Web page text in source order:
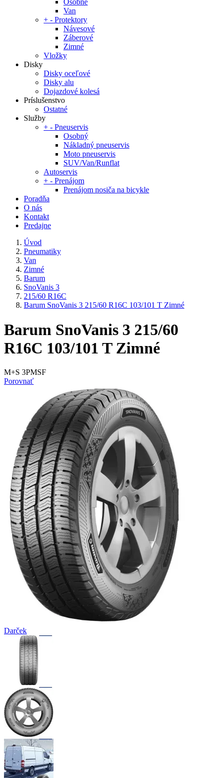
Osobné
Van
+ - Protektory
Návesové
Záberové
Zimné
Vložky
Disky
Disky oceľové
Disky alu
Dojazdové kolesá
Príslušenstvo
Ostatné
Služby
+ - Pneuservis
Osobný
Nákladný pneuservis
Moto pneuservis
SUV/Van/Runflat
Autoservis
+ - Prenájom
Prenájom nosiča na bicykle
Poradňa
O nás
Kontakt
Predajne
Úvod
Pneumatiky
Van
Zimné
Barum
SnoVanis 3
215/60 R16C
Barum SnoVanis 3 215/60 R16C 103/101 T Zimné
Barum SnoVanis 3 215/60
R16C 103/101 T Zimné
M+S 3PMSF
Porovnať
Darček